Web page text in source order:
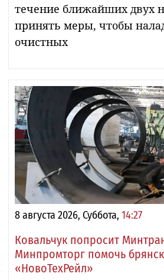
течение ближайших двух
принять меры, чтобы
очистных
8 августа 2026, Суббота, 14:27
Ковальчук попросит
Минпромторг помочь
«НовоТехРейл»